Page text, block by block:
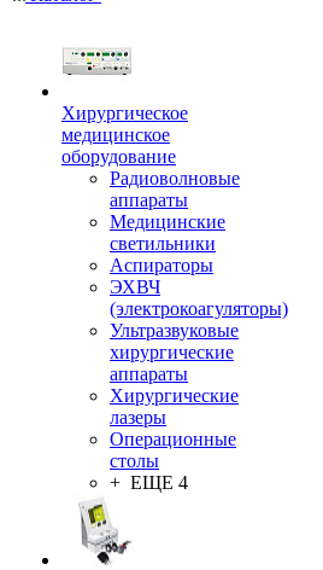
Хирургическое
медицинское
оборудование
Радиоволновые
аппараты
Медицинские
светильники
Аспираторы
ЭХВЧ
(электрокоагуляторы)
Ультразвуковые
хирургические
аппараты
Хирургические
лазеры
Операционные
столы
+ ЕЩЕ 4